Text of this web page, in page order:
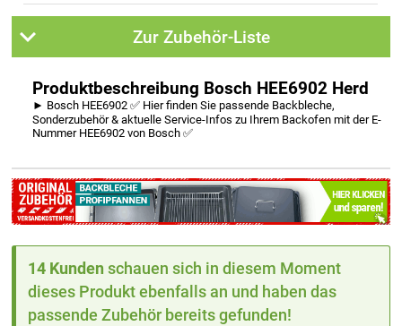
Zur Zubehör-Liste
Produktbeschreibung Bosch HEE6902 Herd
► Bosch HEE6902 ✅ Hier finden Sie passende Backbleche,
Sonderzubehör & aktuelle Service-Infos zu Ihrem Backofen mit der E-
Nummer HEE6902 von Bosch ✅
14 Kunden schauen sich in diesem Moment
dieses Produkt ebenfalls an und haben das
passende Zubehör bereits gefunden!